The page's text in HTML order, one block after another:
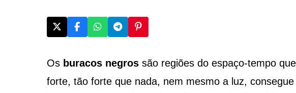
Os buracos negrossão regiões do espaço-tempo
forte, tão forte que nada, nem mesmo a luz,